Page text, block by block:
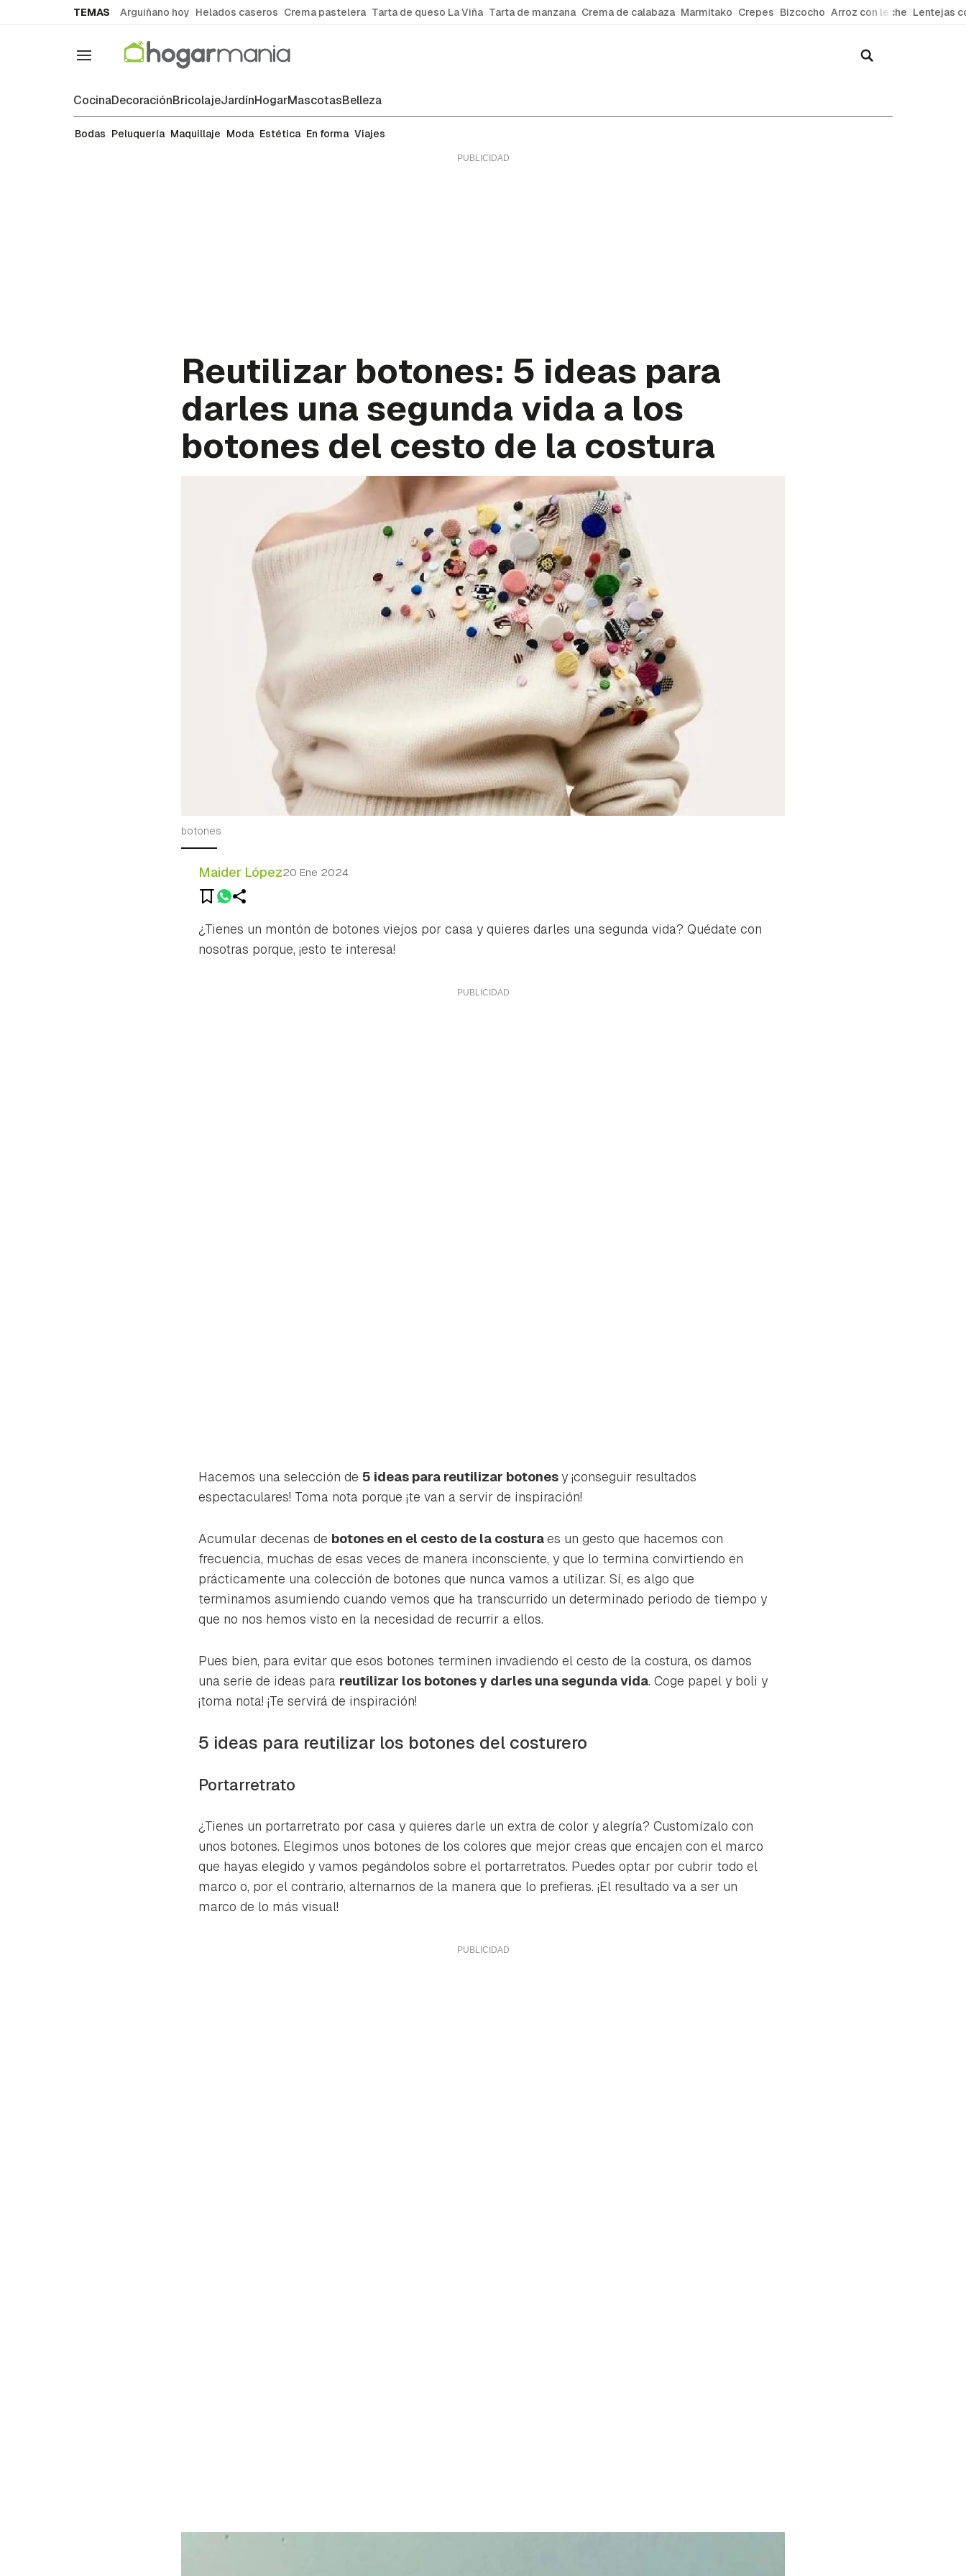
TEMAS Arguiñano hoy Helados caseros Crema pastelera Tarta de queso La Viña Tarta de manzana Crema de calabaza Marmitako Crepes Bizcocho Arroz con leche Lentejas
Navegación
CocinaDecoraciónBricolajeJardínHogarMascotasBelleza
Moda
Bodas Peluquería Maquillaje Moda Estética En forma Viajes
Reutilizar botones: 5 ideas para
darles una segunda vida a los
botones del cesto de la costura
botones
Maider López20 Ene 2024
Guardar como favorito
Para poder guardar como favorito, primero has de iniciar sesión con tu
cuenta de Hogarmanía.
¿Tienes un montón de botones viejos por casa y quieres darles una segunda vida? Quédate con
nosotras porque, ¡esto te interesa!
Hacemos una selección de 5 ideas para reutilizar botonesy ¡conseguir resultados
espectaculares! Toma nota porque ¡te van a servir de inspiración!
Acumular decenas de botones en el cesto de la costuraes un gesto que hacemos con
frecuencia, muchas de esas veces de manera inconsciente, y que lo termina convirtiendo en
prácticamente una colección de botones que nunca vamos a utilizar. Sí, es algo que
terminamos asumiendo cuando vemos que ha transcurrido un determinado periodo de tiempo y
que no nos hemos visto en la necesidad de recurrir a ellos.
Pues bien, para evitar que esos botones terminen invadiendo el cesto de la costura, os damos
una serie de ideas para reutilizar los botones y darles una segunda vida. Coge papel y boli y
¡toma nota! ¡Te servirá de inspiración!
5 ideas para reutilizar los botones del costurero
Portarretrato
¿Tienes un portarretrato por casa y quieres darle un extra de color y alegría? Customízalo con
unos botones. Elegimos unos botones de los colores que mejor creas que encajen con el marco
que hayas elegido y vamos pegándolos sobre el portarretratos. Puedes optar por cubrir todo el
marco o, por el contrario, alternarnos de la manera que lo prefieras. ¡El resultado va a ser un
marco de lo más visual!
Contenido enviado
Gracias por suscribirte a nuestro boletín.